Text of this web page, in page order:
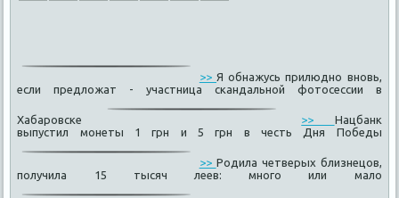
>> Я обнажусь прилюдно вновь,
если предложат - участница скандальной фотосессии в
Хабаровске >> Нацбанк
выпустил монеты 1 грн и 5 грн в честь Дня Победы
>> Родила четверых близнецов,
получила 15 тысяч леев: много или мало